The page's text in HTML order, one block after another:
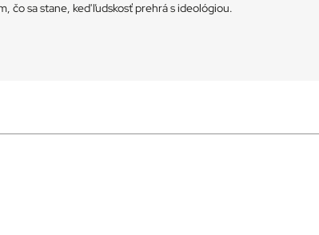
čo sa stane, keď ľudskosť prehrá s ideológiou.